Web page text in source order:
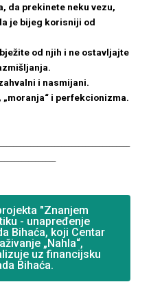
da prekinete neku vezu,
je bijeg korisniji od
od njih i ne ostavljajte
i nasmijani.
i perfekcionizma.
"Znanjem
- unapređenje
Bihaća, koji Centar
„Nahla“,
uz financijsku
Bihaća.